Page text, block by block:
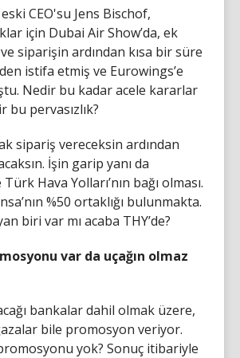
CEO'su Jens Bischof,
için Dubai Air Show’da, ek
siparişin ardından kısa bir süre
istifa etmiş ve Eurowings’e
Nedir bu kadar acele kararlar
bu pervasızlık?
sipariş vereceksin ardından
İşin garip yanı da
Hava Yolları’nın bağı olması.
%50 ortaklığı bulunmakta.
biri var mı acaba THY’de?
var da uçağın olmaz
bankalar dahil olmak üzere,
bile promosyon veriyor.
yok? Sonuç itibariyle